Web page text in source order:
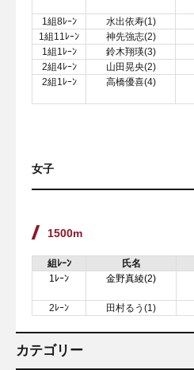
1組8ﾚｰﾝ 水出依寿(1)
1組11ﾚｰﾝ
神先強志(2)
1組1ﾚｰﾝ
鈴木翔瑛(3)
2組4ﾚｰﾝ
山田晃央(2)
2組1ﾚｰﾝ
高橋優喜(4)
女子
1500m
組ﾚｰﾝ 氏名
1ﾚｰﾝ
金野真綾(2)
2ﾚｰﾝ 田村るう(1)
カテゴリー